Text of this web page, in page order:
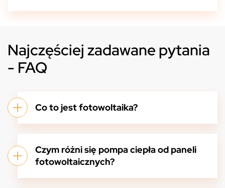
Najczęściej zadawane pytania
- FAQ
Co to jest fotowoltaika?
Czym różni się pompa ciepła od paneli
fotowoltaicznych?